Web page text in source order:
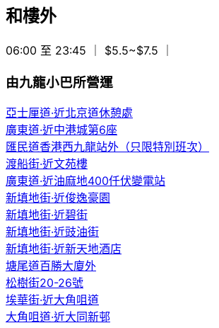
和樓外
06:00 至 23:45 ｜ $5.5~$7.5
由九龍小巴所營運
亞士厘道·近北京道休憩處
廣東道·近中港城第6座
匯民道香港西九龍站外（只限特別班次）
渡船街·近文苑樓
廣東道·近油麻地400仟伏變電站
新填地街·近俊逸豪園
新填地街·近碧街
新填地街·近豉油街
新填地街·近新天地酒店
塘尾道百勝大廈外
松樹街20-26號
埃華街·近大角咀道
大角咀道·近大同新邨